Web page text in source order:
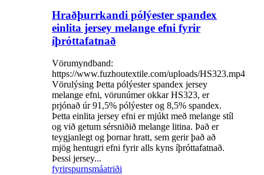
Hraðþurrkandi pólýester spandex
einlita jersey melange efni fyrir
íþróttafatnað
Vörumyndband:
https://www.fuzhoutextile.com/uploads/HS323.mp4
Vörulýsing Þetta pólýester spandex jersey
melange efni, vörunúmer okkar HS323, er
prjónað úr 91,5% pólýester og 8,5% spandex.
Þetta einlita jersey efni er mjúkt með melange stíl
og við getum sérsniðið melange litina. Það er
teygjanlegt og þornar hratt, sem gerir það að
mjög hentugri efni fyrir alls kyns íþróttafatnað.
Þessi jersey...
fyrirspurnsmáatriði